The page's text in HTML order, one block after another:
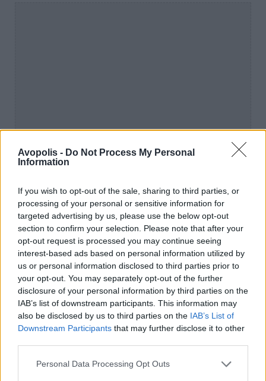
Avopolis - Do Not Process My Personal
Information
If you wish to opt-out of the sale, sharing to third parties, or
processing of your personal or sensitive information for
targeted advertising by us, please use the below opt-out
section to confirm your selection. Please note that after your
opt-out request is processed you may continue seeing
interest-based ads based on personal information utilized by
us or personal information disclosed to third parties prior to
your opt-out. You may separately opt-out of the further
disclosure of your personal information by third parties on the
IAB’s list of downstream participants. This information may
also be disclosed by us to third parties on the IAB’s List of
Downstream Participants that may further disclose it to other
Personal Data Processing Opt Outs